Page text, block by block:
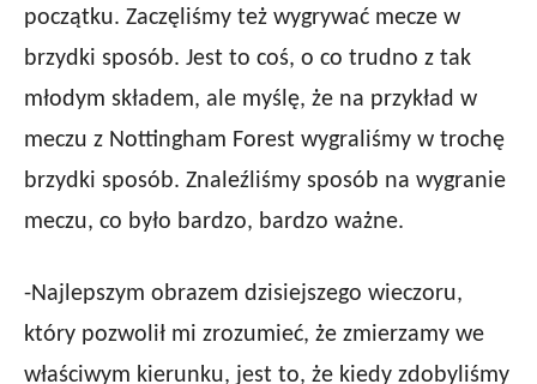
początku. Zaczęliśmy też wygrywać mecze w
brzydki sposób. Jest to coś, o co trudno z tak
młodym składem, ale myślę, że na przykład w
meczu z Nottingham Forest wygraliśmy w trochę
brzydki sposób. Znaleźliśmy sposób na wygranie
meczu, co było bardzo, bardzo ważne.
-Najlepszym obrazem dzisiejszego wieczoru,
który pozwolił mi zrozumieć, że zmierzamy we
właściwym kierunku, jest to, że kiedy zdobyliśmy